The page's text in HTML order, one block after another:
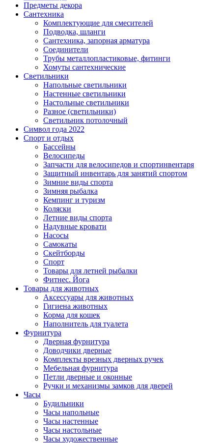
Предметы декора
Сантехника
Комплектующие для смесителей
Подводка, шланги
Сантехника, запорная арматура
Соединители
Трубы металлопластиковые, фитинги
Хомуты сантехнические
Светильники
Напольные светильники
Настенные светильники
Настольные светильники
Разное (светильники)
Светильник потолочный
Символ года 2022
Спорт и отдых
Бассейны
Велосипеды
Запчасти для велосипедов и спортинвентаря
Защитный инвентарь для занятий спортом
Зимние виды спорта
Зимняя рыбалка
Кемпинг и туризм
Коляски
Летние виды спорта
Надувные кровати
Насосы
Самокаты
Скейтборды
Спорт
Товары для летней рыбалки
Фитнес. Йога
Товары для животных
Аксессуары для животных
Гигиена животных
Корма для кошек
Наполнитель для туалета
Фурнитура
Дверная фурнитура
Доводчики дверные
Комплекты врезных дверных ручек
Мебельная фурнитура
Петли дверные и оконные
Ручки и механизмы замков для дверей
Часы
Будильники
Часы напольные
Часы настенные
Часы настольные
Часы художественные